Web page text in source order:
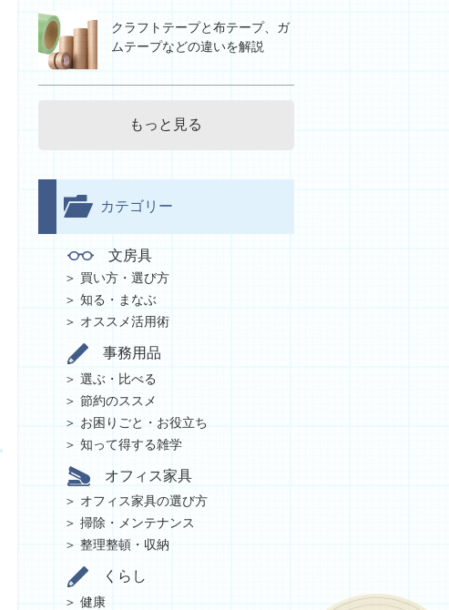
クラフトテープと布テープ、ガ
ムテープなどの違いを解説
もっと見る
カテゴリー
文房具
買い方・選び方
知る・まなぶ
オススメ活用術
事務用品
選ぶ・比べる
節約のススメ
お困りごと・お役立ち
知って得する雑学
オフィス家具
オフィス家具の選び方
掃除・メンテナンス
整理整頓・収納
くらし
健康